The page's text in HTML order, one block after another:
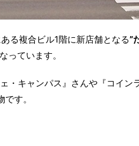
る複合ビル1階に新店舗となる”
っています。
・キャンパス』さんや『コイン
す。